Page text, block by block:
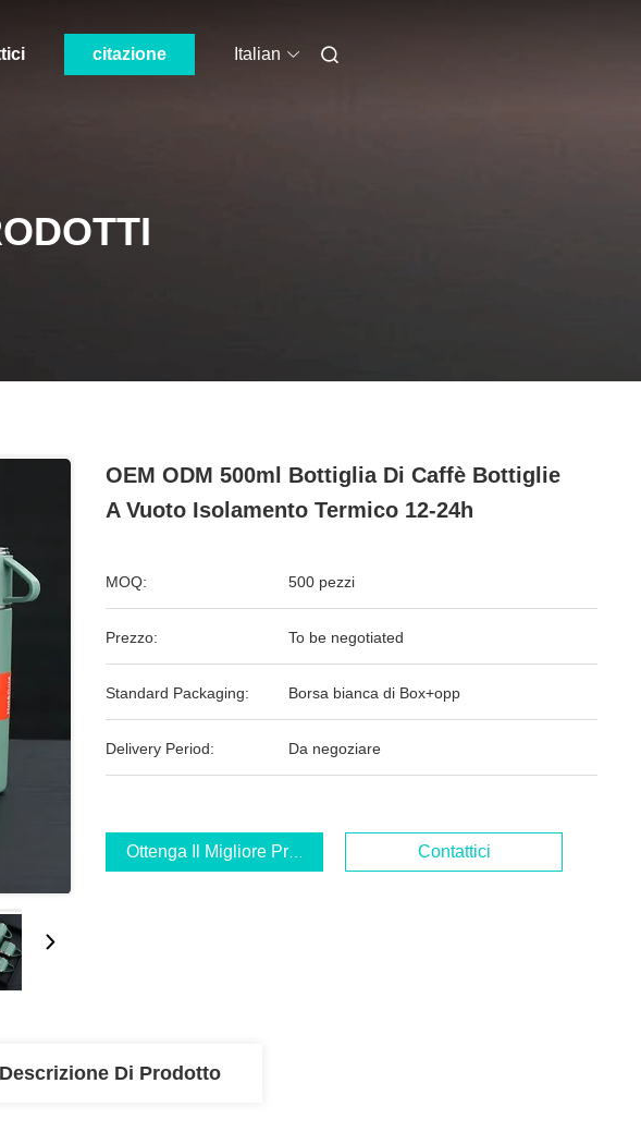
citazione Italian
OEM ODM 500ml Bottiglia Di Caffè Bottiglie
A Vuoto Isolamento Termico 12-24h
MOQ: 500 pezzi
Prezzo: To be negotiated
Standard Packaging: Borsa bianca di Box+opp
Delivery Period: Da negoziare
Ottenga Il Migliore Prezzo Contattici
Descrizione Di Prodotto